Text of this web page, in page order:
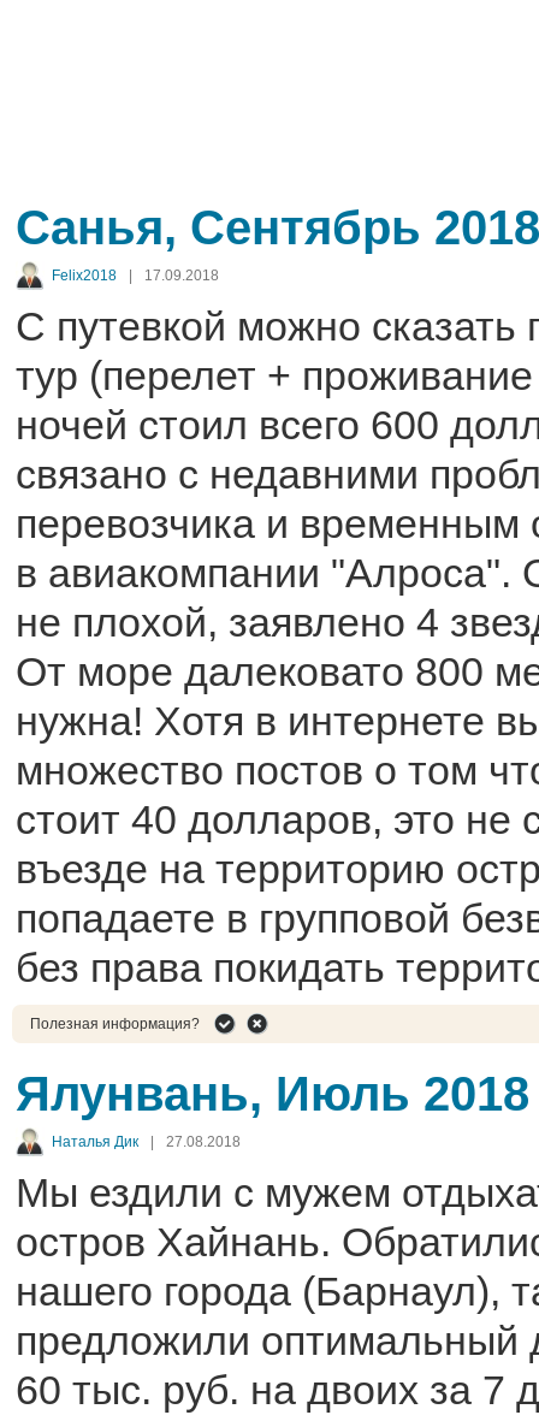
Санья, Сентябрь 2018
Felix2018 17.09.2018
С путевкой можно сказать
тур (перелет +
ночей стоил всего 600
связано с недавними
перевозчика и временным
в авиакомпании "Алроса".
не плохой, заявлено 4
От море далековато 800
нужна! Хотя в интернете
множество постов о том
стоит 40 долларов, это не
въезде на территорию
попадаете в групповой
без права покидать
Полезная информация?
Ялунвань, Июль 2018
Наталья Дик 27.08.2018
Мы ездили с мужем
остров Хайнань.
нашего города (Барнаул),
предложили оптимальный
60 тыс. руб. на двоих за 7